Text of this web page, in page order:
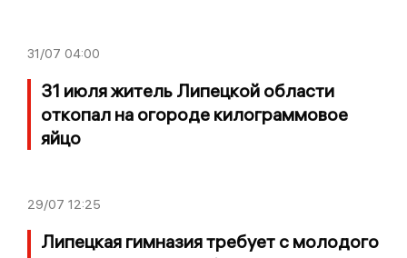
31/07 04:00
31 июля житель Липецкой области
откопал на огороде килограммовое
яйцо
29/07 12:25
Липецкая гимназия требует с молодого